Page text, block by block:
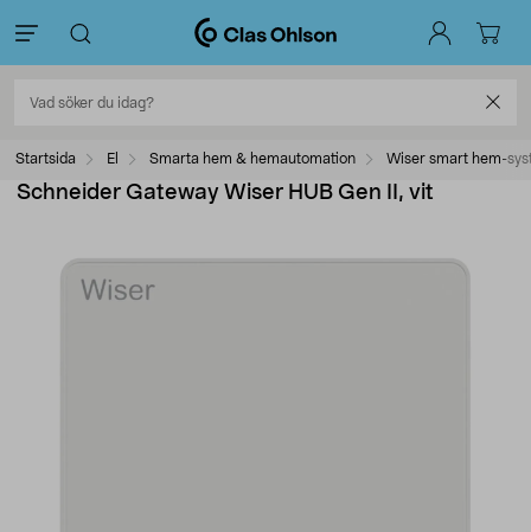
Startsida El Smarta hem & hemautomation Wiser smart hem-
Schneider Gateway Wiser HUB Gen II, vit